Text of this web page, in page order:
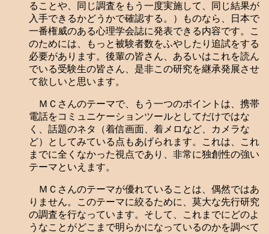
ることや、同じ調査をもう一度実施して、同じ結果が
入手できるかどうかで確認する。）ものなら、日本で
一番権威のある心理学会誌に発表できる内容です。こ
のためには、もっと被験者数をふやしたり追試をする
必要があります。後輩の皆さん、あるいはこれを読ん
でいる受験生の皆さん、是非この研究を継承発展させ
て欲しいと思います。
ＭＣさんのテーマで、もう一つのポイントは、携帯
電話をコミュニケーションツールとしてだけではな
く、話題のネタ（着信画面、着メロなど、カメラな
ど）としてみている点もあげられます。これは、これ
までに全くなかった視点であり、非常に独創性の強い
テーマといえます。
ＭＣさんのテーマが優れていることは、偶然ではあ
りません。このテーマに絞るために、莫大な先行研究
の調査を行なっています。そして、これまでにどのよ
うなことがどこまで明らかになっているのかを調べて